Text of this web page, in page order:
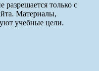
только с
Материалы,
учебные цели.